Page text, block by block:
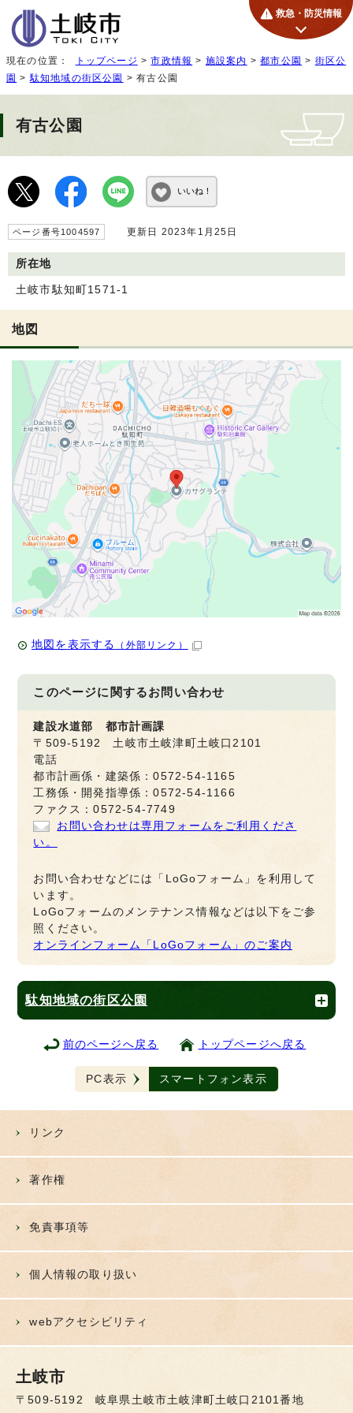
救急・防災情報
現在の位置： トップページ >市政情報 > 施設案内 >都市公園 > 街区公
園 >駄知地域の街区公園 > 有古公園
有古公園
いいね！
ページ番号1004597 更新日 2023年1月25日
所在地
土岐市駄知町1571-1
地図
地図を表示する （外部リンク）
このページに関するお問い合わせ
建設水道部 都市計画課
〒509-5192 土岐市土岐津町土岐口2101
電話
都市計画係・建築係：0572-54-1165
工務係・開発指導係：0572-54-1166
ファクス：0572-54-7749
お問い合わせは専用フォームをご利用くださ
い。
お問い合わせなどには「LoGoフォーム」を利用して
います。
LoGoフォームのメンテナンス情報などは以下をご参
照ください。
オンラインフォーム「LoGoフォーム」のご案内
駄知地域の街区公園
前のページへ戻る トップページへ戻る
PC表示 スマートフォン表示
リンク
著作権
免責事項等
個人情報の取り扱い
webアクセシビリティ
土岐市
〒509-5192 岐阜県土岐市土岐津町土岐口2101番地